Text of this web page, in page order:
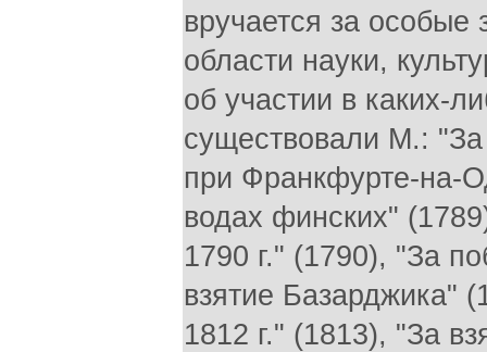
вручается за особые
области науки,
об участии в каких-
существовали М.:
при Франкфурте-на-
водах финских"
1790 г." (1790), "За
взятие Базарджика"
1812 г." (1813), "За